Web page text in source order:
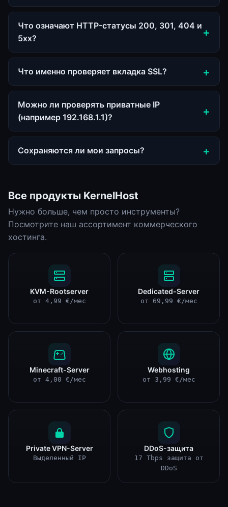
Что означают HTTP-статусы 200, 301, 404 и
5xx?
Что именно проверяет вкладка SSL?
Можно ли проверять приватные IP
(например 192.168.1.1)?
Сохраняются ли мои запросы?
Все продукты KernelHost
Нужно больше, чем просто инструменты?
Посмотрите наш ассортимент коммерческого
хостинга.
KVM-Rootserver
от 4,99 €/мес
Dedicated-Server
от 69,99 €/мес
Minecraft-Server
от 4,00 €/мес
Webhosting
от 3,99 €/мес
Private VPN-Server
Выделенный IP
DDoS-защита
17 Tbps защита от
DDoS